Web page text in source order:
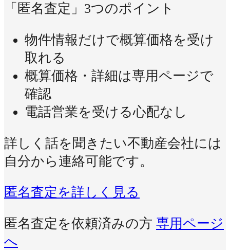
「匿名査定」3つのポイント
物件情報だけで概算価格を受け
取れる
概算価格・詳細は専用ページで
確認
電話営業を受ける心配なし
詳しく話を聞きたい不動産会社には
自分から連絡可能です。
匿名査定を詳しく見る
匿名査定を依頼済みの方 専用ページ
へ